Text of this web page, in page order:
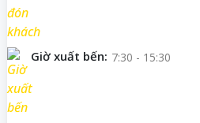
Giờ xuất bến: 7:30 - 15:30